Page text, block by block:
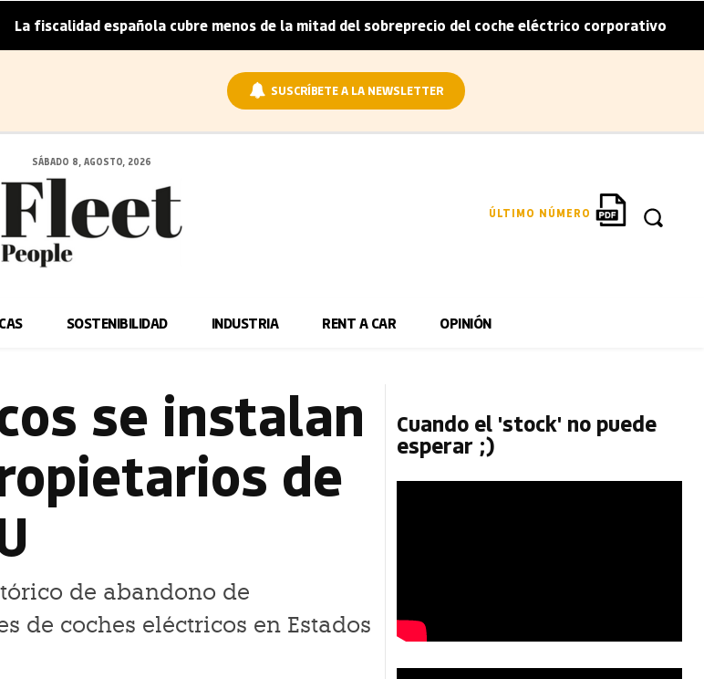
española cubre menos de la mitad del sobreprecio del coche eléctrico corporativo | Arval
SUSCRÍBETE A LA NEWSLETTER
SÁBADO 8, AGOSTO, 2026
ÚLTIMO NÚMERO
SOSTENIBILIDAD INDUSTRIA RENT A CAR OPINIÓN
se instalan
de
de abandono de
de coches eléctricos en Estados
Cuando el 'stock' no puede
esperar ;)